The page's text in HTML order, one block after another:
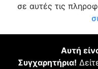
σε αυτές τις
Αυτή
Συγχαρητήρια!